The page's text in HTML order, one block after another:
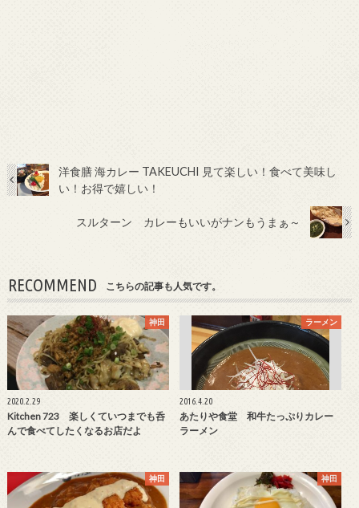
洋食膳 海カレー TAKEUCHI 見て楽しい！食べて美味し
い！お得で嬉しい！
スルターン カレーもいいがナンもうまぁ～
RECOMMEND こちらの記事も人気です。
神田
2020.2.29
Kitchen 723 楽しくていつまでも呑
んで食べてしたくなるお店だよ
ラーメン
2016.4.20
あたりや食堂 和牛たっぷりカレー
ラーメン
神田 神田